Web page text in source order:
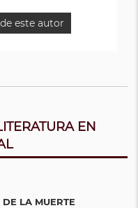
este autor
EN
LA MUERTE